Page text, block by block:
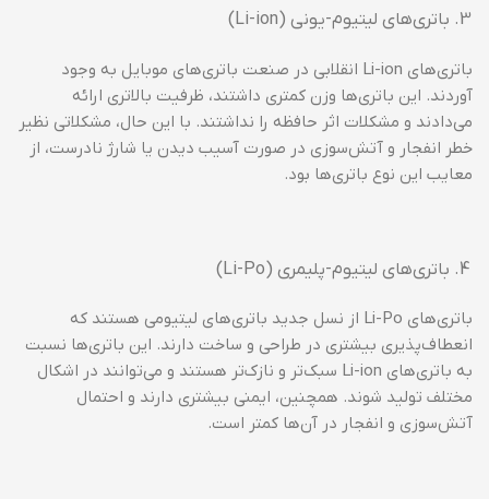
باتری‌های لیتیوم-یونی (Li-ion)
باتری‌های Li-ion انقلابی در صنعت باتری‌های موبایل به وجود
آوردند. این باتری‌ها وزن کمتری داشتند، ظرفیت بالاتری ارائه
می‌دادند و مشکلات اثر حافظه را نداشتند. با این حال، مشکلاتی نظیر
خطر انفجار و آتش‌سوزی در صورت آسیب دیدن یا شارژ نادرست، از
معایب این نوع باتری‌ها بود.
باتری‌های لیتیوم-پلیمری (Li-Po)
باتری‌های Li-Po از نسل جدید باتری‌های لیتیومی هستند که
انعطاف‌پذیری بیشتری در طراحی و ساخت دارند. این باتری‌ها نسبت
به باتری‌های Li-ion سبک‌تر و نازک‌تر هستند و می‌توانند در اشکال
مختلف تولید شوند. همچنین، ایمنی بیشتری دارند و احتمال
آتش‌سوزی و انفجار در آن‌ها کمتر است.